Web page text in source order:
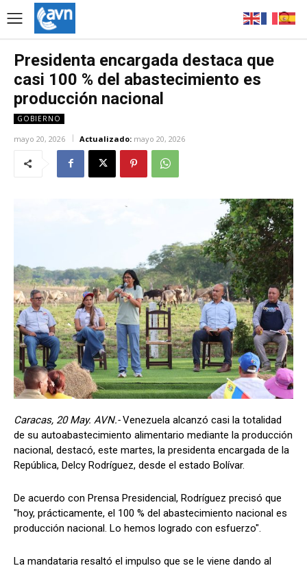
Presidenta encargada destaca que
casi 100 % del abastecimiento es
producción nacional
GOBIERNO
mayo 20, 2026 Actualizado: mayo 20, 2026
Caracas, 20 May. AVN.-Venezuela alcanzó casi la totalidad
de su autoabastecimiento alimentario mediante la producción
nacional, destacó, este martes, la presidenta encargada de la
República, Delcy Rodríguez, desde el estado Bolívar.
De acuerdo con Prensa Presidencial, Rodríguez precisó que
"hoy, prácticamente, el 100 % del abastecimiento nacional es
producción nacional. Lo hemos logrado con esfuerzo".
La mandataria resaltó el impulso que se le viene dando al